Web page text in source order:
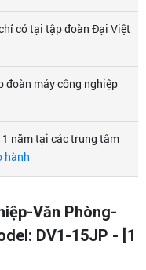
có tại tập đoàn Đại Việt
đoàn máy công nghiệp
năm tại các trung tâm
hành
Văn Phòng-
DV1-15JP - [1